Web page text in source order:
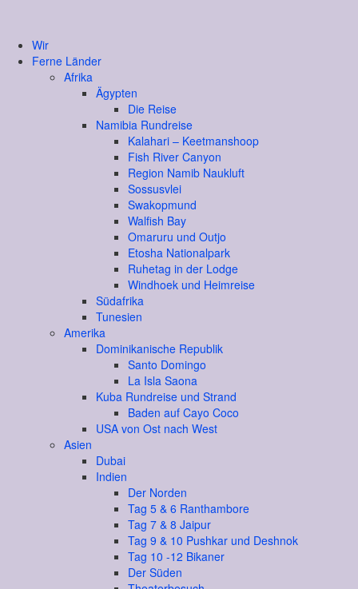
Wir
Ferne Länder
Afrika
Ägypten
Die Reise
Namibia Rundreise
Kalahari – Keetmanshoop
Fish River Canyon
Region Namib Naukluft
Sossusvlei
Swakopmund
Walfish Bay
Omaruru und Outjo
Etosha Nationalpark
Ruhetag in der Lodge
Windhoek und Heimreise
Südafrika
Tunesien
Amerika
Dominikanische Republik
Santo Domingo
La Isla Saona
Kuba Rundreise und Strand
Baden auf Cayo Coco
USA von Ost nach West
Asien
Dubai
Indien
Der Norden
Tag 5 & 6 Ranthambore
Tag 7 & 8 Jaipur
Tag 9 & 10 Pushkar und Deshnok
Tag 10 -12 Bikaner
Der Süden